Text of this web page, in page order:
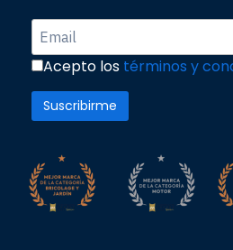
Acepto los términos y